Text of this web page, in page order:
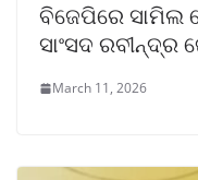
ବିଜେପିରେ ସାମିଲ
ସାଂସଦ ରବୀନ୍ଦ୍ର
March 11, 2026